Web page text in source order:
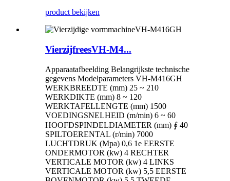
product bekijken
VierzijfreesVH-M4...
Apparaatafbeelding Belangrijkste technische
gegevens Modelparameters VH-M416GH
WERKBREEDTE (mm) 25 ~ 210
WERKDIKTE (mm) 8 ~ 120
WERKTAFELLENGTE (mm) 1500
VOEDINGSNELHEID (m/min) 6 ~ 60
HOOFDSPINDELDIAMETER (mm) ∮ 40
SPILTOERENTAL (r/min) 7000
LUCHTDRUK (Mpa) 0,6 1e EERSTE
ONDERMOTOR (kw) 4 RECHTER
VERTICALE MOTOR (kw) 4 LINKS
VERTICALE MOTOR (kw) 5,5 EERSTE